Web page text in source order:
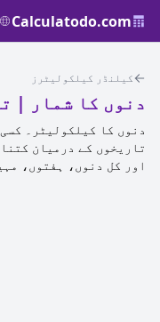
Calculatodo.com
کیلنڈر کیلکولیٹرز
دنوں کا شمار |
دنوں کا کیلکولیٹر۔
تاریخوں کے درمیان
اور کل دنوں، ہفتوں،